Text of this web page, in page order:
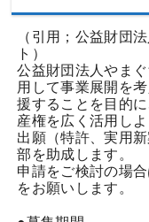
（引用；公益財団
ト）
公益財団法人やま
用して事業展開を
援することを目的
産権を広く活用し
出願（特許、実用
部を助成します。
申請をご検討の場
をお願いします。